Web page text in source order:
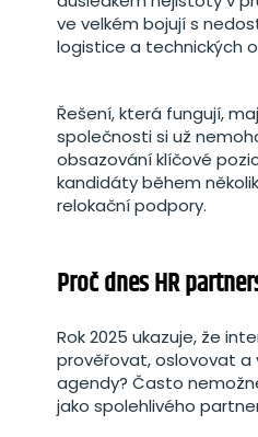
ve velkém bojují s
logistice a technických
Řešení, která fungují,
společnosti si už
obsazování klíčové
kandidáty během
relokační podpory.
Proč dnes HR
Rok 2025 ukazuje, že
prověřovat, oslovovat
agendy? Často
jako spolehlivého